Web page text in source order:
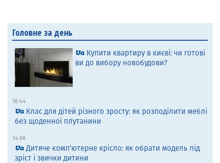
Головне за день
Купити квартиру в києві: чи готові
ви до вибору новобудови?
10:44
Клас для дітей різного зросту: як розподілити меблі
без щоденної плутанини
14:00
Дитяче комп’ютерне крісло: як обрати модель під
зріст і звички дитини